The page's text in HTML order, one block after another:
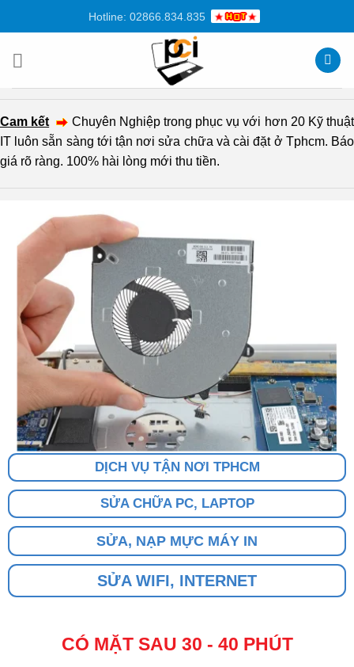
dung
Hotline: 02866.834.835
Cam kết
Chuyên Nghiệp trong phục vụ với hơn 20 Kỹ thuật
IT luôn sẵn sàng tới tận nơi sửa chữa và cài đặt ở Tphcm. Báo
giá rõ ràng. 100% hài lòng mới thu tiền.
DỊCH VỤ TẬN NƠI TPHCM
SỬA CHỮA PC, LAPTOP
SỬA, NẠP MỰC MÁY IN
SỬA WIFI, INTERNET
CÓ MẶT SAU 30 - 40 PHÚT